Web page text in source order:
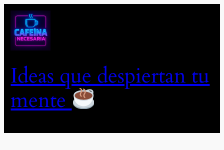
Saltar
contenido
Ideas que despiertan tu
mente